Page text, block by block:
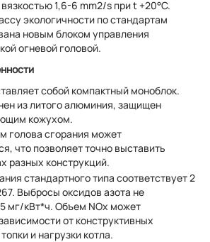
1,6-6 mm2/s при t +20°C.
экологичности по стандартам
новым блоком управления
огневой головой.
собой компактный моноблок.
из литого алюминия, защищен
кожухом.
голова сгорания может
что позволяет точно выставить
разных конструкций.
стандартного типа соответствует 2
Выбросы оксидов азота не
мг/кВт*ч. Объем NОx может
от конструктивных
и нагрузки котла.